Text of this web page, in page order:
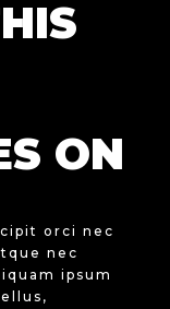
ON
orci nec
nec
ipsum